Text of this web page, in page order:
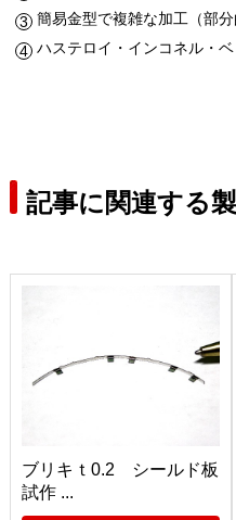
簡易金型で複雑な加工（部
ハステロイ・インコネル・
記事に関連する
ブリキｔ0.2 シールド板
試作 ...